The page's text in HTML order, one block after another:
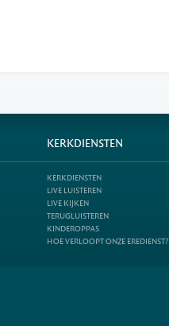
KERKDIENSTEN
KERKDIENSTEN
LIVE LUISTEREN
LIVE KIJKEN
TERUGLUISTEREN
KINDEROPPAS
HOE VERLOOPT ONZE EREDIENST?